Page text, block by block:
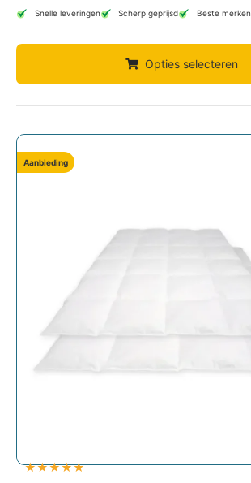
Snelle leveringen Scherp geprijsd Beste merken
Opties selecteren
Aanbieding
★★★★★